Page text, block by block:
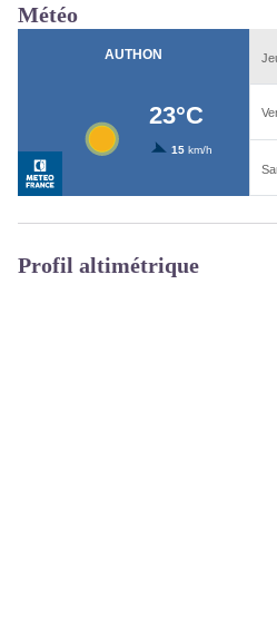
Météo
Profil altimétrique